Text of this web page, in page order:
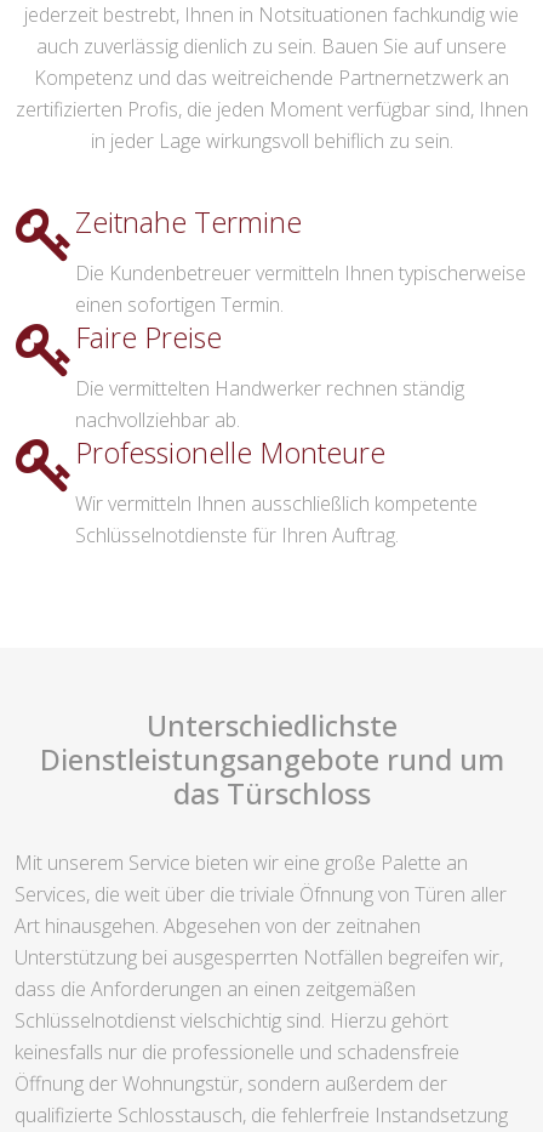
jederzeit bestrebt, Ihnen in Notsituationen fachkundig wie
auch zuverlässig dienlich zu sein. Bauen Sie auf unsere
Kompetenz und das weitreichende Partnernetzwerk an
zertifizierten Profis, die jeden Moment verfügbar sind, Ihnen
in jeder Lage wirkungsvoll behiflich zu sein.
Zeitnahe Termine
Die Kundenbetreuer vermitteln Ihnen typischerweise
einen sofortigen Termin.
Faire Preise
Die vermittelten Handwerker rechnen ständig
nachvollziehbar ab.
Professionelle Monteure
Wir vermitteln Ihnen ausschließlich kompetente
Schlüsselnotdienste für Ihren Auftrag.
Unterschiedlichste
Dienstleistungsangebote rund um
das Türschloss
Mit unserem Service bieten wir eine große Palette an
Services, die weit über die triviale Öfnnung von Türen aller
Art hinausgehen. Abgesehen von der zeitnahen
Unterstützung bei ausgesperrten Notfällen begreifen wir,
dass die Anforderungen an einen zeitgemäßen
Schlüsselnotdienst vielschichtig sind. Hierzu gehört
keinesfalls nur die professionelle und schadensfreie
Öffnung der Wohnungstür, sondern außerdem der
qualifizierte Schlosstausch, die fehlerfreie Instandsetzung